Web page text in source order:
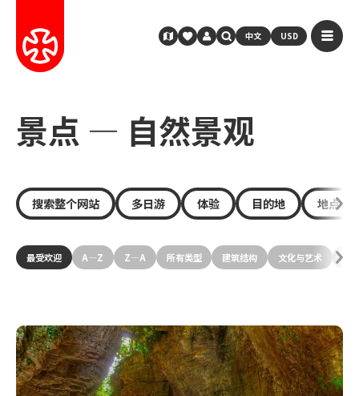
中文 USD
景点 — 自然景观
搜索整个网站 多日游 体验 目的地 地点
最受欢迎 A—Z Z—A 所有类型 建筑结构 文化与艺术 历